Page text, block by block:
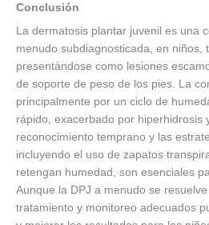
Conclusión
La dermatosis plantar juvenil es una
menudo subdiagnosticada, en niños,
presentándose como lesiones
de soporte de peso de los pies. La
principalmente por un ciclo de
rápido, exacerbado por hiperhidrosis
reconocimiento temprano y las
incluyendo el uso de zapatos
retengan humedad, son esenciales
Aunque la DPJ a menudo se
tratamiento y monitoreo adecuados